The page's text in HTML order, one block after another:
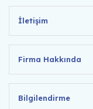
İletişim
Firma Hakkında
Bilgilendirme